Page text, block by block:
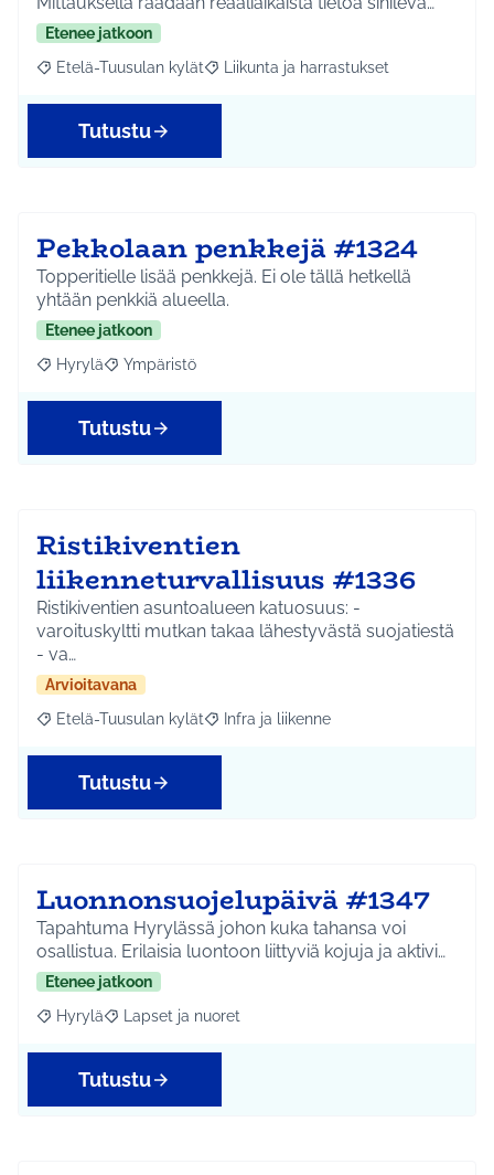
Etenee jatkoon
Rajaa tulokset aihepiirin mukaan: Etelä-Tuusulan kylät
Etelä-Tuusulan kylät Rajaa tulokset teeman mukaan:
Liikunta ja harrastukset
Tutustu
Pekkolaan penkkejä #1324
Topperitielle lisää penkkejä. Ei ole tällä hetkellä
yhtään penkkiä alueella.
Etenee jatkoon
Rajaa tulokset aihepiirin mukaan: Hyrylä
Hyrylä Rajaa tulokset teeman mukaan: Ympäristö
Ympäristö
Tutustu
Ristikiventien
liikenneturvallisuus #1336
Ristikiventien asuntoalueen katuosuus: -
varoituskyltti mutkan takaa lähestyvästä suojatiestä
- va…
Arvioitavana
Rajaa tulokset aihepiirin mukaan: Etelä-Tuusulan kylät
Etelä-Tuusulan kylät Rajaa tulokset teeman mukaan: Infra ja
Infra ja liikenne
Tutustu
Luonnonsuojelupäivä #1347
Tapahtuma Hyrylässä johon kuka tahansa voi
osallistua. Erilaisia luontoon liittyviä kojuja ja aktivi…
Etenee jatkoon
Rajaa tulokset aihepiirin mukaan: Hyrylä
Hyrylä Rajaa tulokset teeman mukaan: Lapset ja nuoret
Lapset ja nuoret
Tutustu